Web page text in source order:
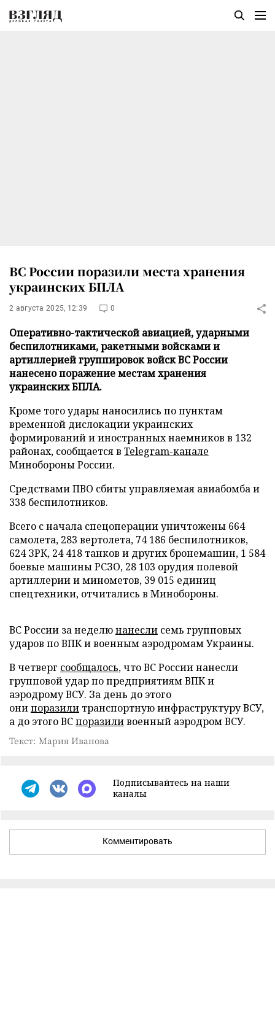
ВС России поразили места хранения
украинских БПЛА
2 августа 2025, 12:39 0
Оперативно-тактической авиацией, ударными
беспилотниками, ракетными войсками и
артиллерией группировок войск ВС России
нанесено поражение местам хранения
украинских БПЛА.
Кроме того удары наносились по пунктам
временной дислокации украинских
формирований и иностранных наемников в 132
районах, сообщается в Telegram-канале
Минобороны России.
Средствами ПВО сбиты управляемая авиабомба и
338 беспилотников.
Всего с начала спецоперации уничтожены 664
самолета, 283 вертолета, 74 186 беспилотников,
624 ЗРК, 24 418 танков и других бронемашин, 1 584
боевые машины РСЗО, 28 103 орудия полевой
артиллерии и минометов, 39 015 единиц
спецтехники, отчитались в Минобороны.
ВС России за неделюнанесли семь групповых
ударов по ВПК и военным аэродромам Украины.
В четверг сообщалось, что ВС России нанесли
групповой удар по предприятиям ВПК и
аэродрому ВСУ. За день до этого
онипоразили транспортную инфраструктуру ВСУ,
а до этого ВСпоразиливоенный аэродром ВСУ.
Текст: Мария Иванова
Подписывайтесь на наши
каналы
Комментировать